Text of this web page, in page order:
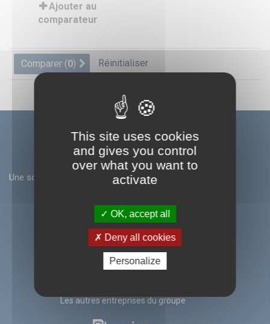
Ajouter au
comparateur
Comparer (0) Réinitialiser
Une societé du groupe ID UNLIMITED
SEFA S.A.S
Z.i de Pastabrac
11260 ESPERAZA
France
Les autres entreprises du groupe
This site uses cookies
and gives you control
over what you want to
activate
OK, accept all
Deny all cookies
Personalize